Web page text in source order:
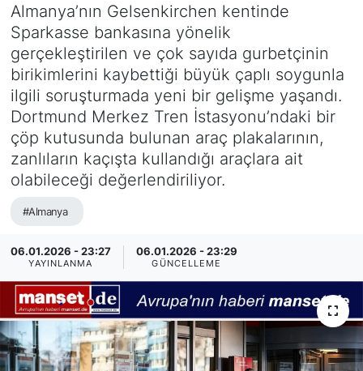
Almanya’nın Gelsenkirchen kentinde
Sparkasse bankasına yönelik
gerçekleştirilen ve çok sayıda gurbetçinin
birikimlerini kaybettiği büyük çaplı soygunla
ilgili soruşturmada yeni bir gelişme yaşandı.
Dortmund Merkez Tren İstasyonu’ndaki bir
çöp kutusunda bulunan araç plakalarının,
zanlıların kaçışta kullandığı araçlara ait
olabileceği değerlendiriliyor.
#Almanya
06.01.2026 - 23:27
YAYINLANMA
06.01.2026 - 23:29
GÜNCELLEME
DEUTSCH
EKONOMİ
SİYASET
SAĞLIK
Son Dakika Haberleri
Haber Arşivi